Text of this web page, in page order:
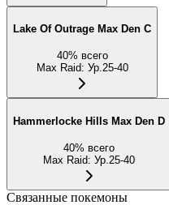
Lake Of Outrage Max Den C
40% всего
Max Raid: Ур.25-40
Hammerlocke Hills Max Den D
40% всего
Max Raid: Ур.25-40
Связанные покемоны